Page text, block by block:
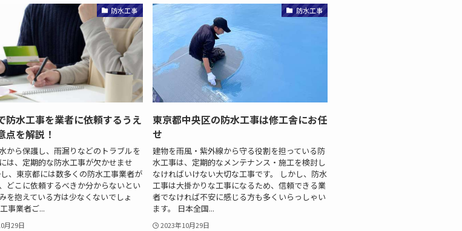
防水工事
防水工事を業者に依頼するうえ
点を解説！
から保護し、雨漏りなどのトラブルを
は、定期的な防水工事が欠かせませ
、東京都には数多くの防水工事業者が
どこに依頼するべきか分からないとい
を抱えている方は少なくないでしょ
事業者ご...
月29日
防水工事
東京都中央区の防水工事は修工舎にお任
せ
建物を雨風・紫外線から守る役割を担っている防
水工事は、定期的なメンテナンス・施工を検討し
なければいけない大切な工事です。 しかし、防水
工事は大掛かりな工事になるため、信頼できる業
者でなければ不安に感じる方も多くいらっしゃい
ます。 日本全国...
2023年10月29日